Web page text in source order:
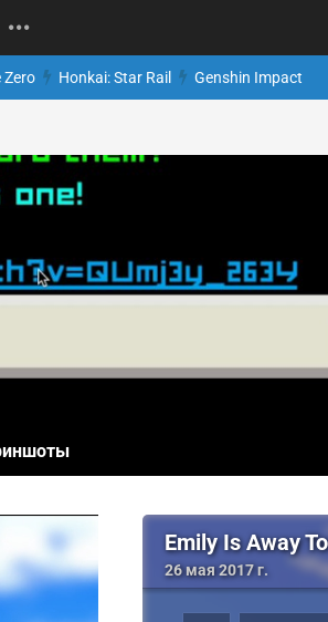
Zero Honkai: Star Rail Genshin Impact
Emily Is Away
26 мая 2017 г.